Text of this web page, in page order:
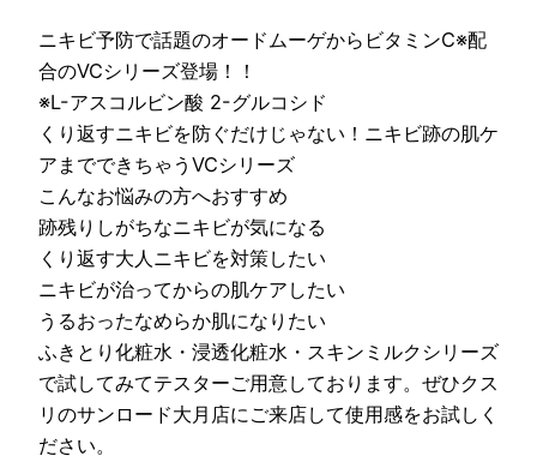
ニキビ予防で話題のオードムーゲからビタミンC※配
合のVCシリーズ登場！！
※L-アスコルビン酸 2-グルコシド
くり返すニキビを防ぐだけじゃない！ニキビ跡の肌ケ
アまでできちゃうVCシリーズ
こんなお悩みの方へおすすめ
跡残りしがちなニキビが気になる
くり返す大人ニキビを対策したい
ニキビが治ってからの肌ケアしたい
うるおったなめらか肌になりたい
ふきとり化粧水・浸透化粧水・スキンミルクシリーズ
で試してみてテスターご用意しております。ぜひクス
リのサンロード大月店にご来店して使用感をお試しく
ださい。